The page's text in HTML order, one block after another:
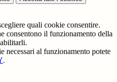
quali cookie consentire.
consentono il funzionamento della
necessari al funzionamento potete
.